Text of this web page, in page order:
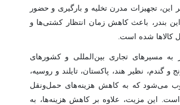
این، تجهیزات مدرن تخلیه و بارگیری و حضور
بندر، باعث کاهش زمان انتظار کشتی‌ها و
کالاها شده است.
به مسیرهای تجاری بین‌المللی و کشورهای
و گندم، نظیر هند، پاکستان، تایلند و روسیه،
می‌شود که به کاهش هزینه‌های حمل‌ونقل
این مزیت، علاوه بر کاهش هزینه‌ها، به